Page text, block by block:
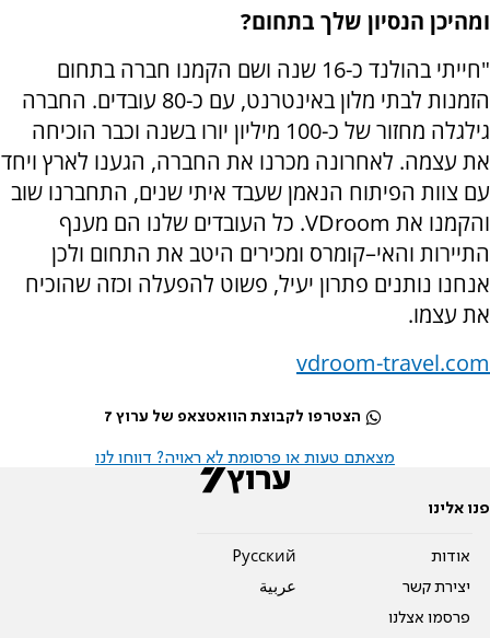
ומהיכן הנסיון שלך בתחום?
"חייתי בהולנד כ-16 שנה ושם הקמנו חברה בתחום
הזמנות לבתי מלון באינטרנט, עם כ-80 עובדים. החברה
גילגלה מחזור של כ-100 מיליון יורו בשנה וכבר הוכיחה
את עצמה. לאחרונה מכרנו את החברה, הגענו לארץ ויחד
עם צוות הפיתוח הנאמן שעבד איתי שנים, התחברנו שוב
והקמנו את VDroom. כל העובדים שלנו הם מענף
התיירות והאי–קומרס ומכירים היטב את התחום ולכן
אנחנו נותנים פתרון יעיל, פשוט להפעלה וכזה שהוכיח
את עצמו.
vdroom-travel.com
הצטרפו לקבוצת הוואטצאפ של ערוץ 7
מצאתם טעות או פרסומת לא ראויה? דווחו לנו
פנו אלינו
אודות
יצירת קשר
פרסמו אצלנו
Pусский
عربية